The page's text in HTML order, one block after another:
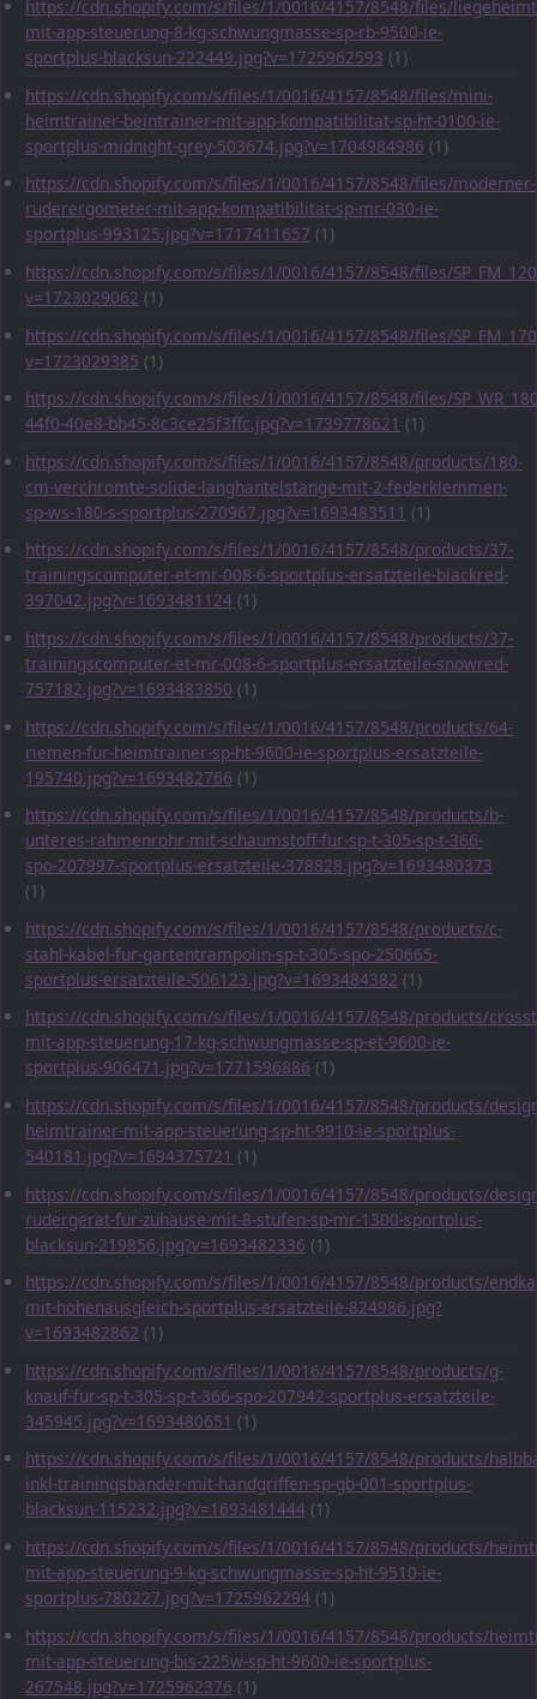
https://cdn.shopify.com/s/files/1/0016/4157/8548/files/
mit-app-steuerung-8-kg-schwungmasse-sp-rb-9500-ie-
sportplus-blacksun-222449.jpg?v=1725962593 (1)
https://cdn.shopify.com/s/files/1/0016/4157/8548/files/mini-
heimtrainer-beintrainer-mit-app-kompatibilitat-sp-ht-0100-ie-
sportplus-midnight-grey-503674.jpg?v=1704984986 (1)
https://cdn.shopify.com/s/files/1/0016/4157/8548/files/moderner-
ruderergometer-mit-app-kompatibilitat-sp-mr-030-ie-
sportplus-993125.jpg?v=1717411657 (1)
https://cdn.shopify.com/s/files/1/0016/4157/8548/files/
v=1723029062 (1)
https://cdn.shopify.com/s/files/1/0016/4157/8548/files/
v=1723029385 (1)
https://cdn.shopify.com/s/files/1/0016/4157/8548/files/
44f0-40e8-bb45-8c3ce25f3ffc.jpg?v=1739778621 (1)
https://cdn.shopify.com/s/files/1/0016/4157/8548/products/180-
cm-verchromte-solide-langhantelstange-mit-2-federklemmen-
sp-ws-180-s-sportplus-270967.jpg?v=1693483511 (1)
https://cdn.shopify.com/s/files/1/0016/4157/8548/products/37-
trainingscomputer-et-mr-008-6-sportplus-ersatzteile-blackred-
397042.jpg?v=1693481124 (1)
https://cdn.shopify.com/s/files/1/0016/4157/8548/products/37-
trainingscomputer-et-mr-008-6-sportplus-ersatzteile-snowred-
757182.jpg?v=1693483850 (1)
https://cdn.shopify.com/s/files/1/0016/4157/8548/products/64-
riemen-fur-heimtrainer-sp-ht-9600-ie-sportplus-ersatzteile-
195740.jpg?v=1693482766 (1)
https://cdn.shopify.com/s/files/1/0016/4157/8548/products/b-
unteres-rahmenrohr-mit-schaumstoff-fur-sp-t-305-sp-t-366-
spo-207997-sportplus-ersatzteile-378828.jpg?v=1693480373
(1)
https://cdn.shopify.com/s/files/1/0016/4157/8548/products/c-
stahl-kabel-fur-gartentrampolin-sp-t-305-spo-250665-
sportplus-ersatzteile-506123.jpg?v=1693484382 (1)
https://cdn.shopify.com/s/files/1/0016/4157/8548/products/
mit-app-steuerung-17-kg-schwungmasse-sp-et-9600-ie-
sportplus-906471.jpg?v=1771596886 (1)
https://cdn.shopify.com/s/files/1/0016/4157/8548/products/
heimtrainer-mit-app-steuerung-sp-ht-9910-ie-sportplus-
540181.jpg?v=1694375721 (1)
https://cdn.shopify.com/s/files/1/0016/4157/8548/products/
rudergerat-fur-zuhause-mit-8-stufen-sp-mr-1300-sportplus-
blacksun-219856.jpg?v=1693482336 (1)
https://cdn.shopify.com/s/files/1/0016/4157/8548/products/
mit-hohenausgleich-sportplus-ersatzteile-824986.jpg?
v=1693482862 (1)
https://cdn.shopify.com/s/files/1/0016/4157/8548/products/g-
knauf-fur-sp-t-305-sp-t-366-spo-207942-sportplus-ersatzteile-
345945.jpg?v=1693480651 (1)
https://cdn.shopify.com/s/files/1/0016/4157/8548/products/
inkl-trainingsbander-mit-handgriffen-sp-gb-001-sportplus-
blacksun-115232.jpg?v=1693481444 (1)
https://cdn.shopify.com/s/files/1/0016/4157/8548/products/
mit-app-steuerung-9-kg-schwungmasse-sp-ht-9510-ie-
sportplus-780227.jpg?v=1725962294 (1)
https://cdn.shopify.com/s/files/1/0016/4157/8548/products/
mit-app-steuerung-bis-225w-sp-ht-9600-ie-sportplus-
267548.jpg?v=1725962376 (1)